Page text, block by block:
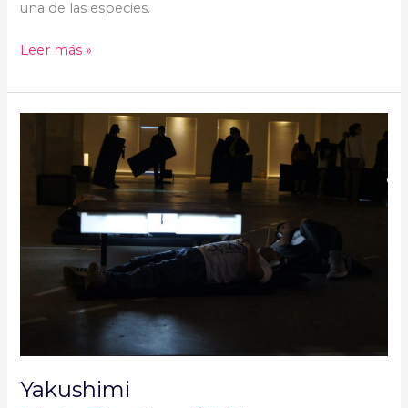
una de las especies.
Leer más »
Yakushimi